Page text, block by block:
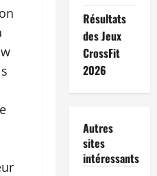
Résultats
des Jeux
CrossFit
2026
Autres
sites
intéressants